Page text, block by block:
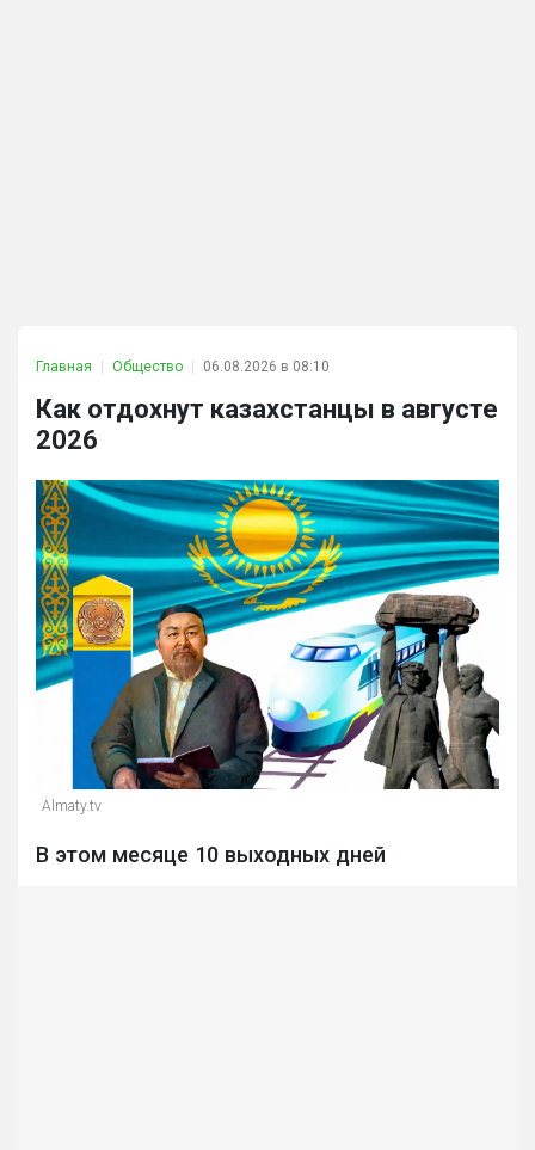
Главная Общество 06.08.2026 в 08:10
Как отдохнут казахстанцы в августе
2026
Almaty.tv
В этом месяце 10 выходных дней